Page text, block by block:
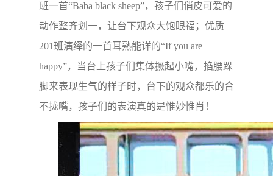
班一首“Baba black sheep”，孩子们 俏皮可爱的
动作整齐划一，让台下观众大饱眼福；优质
201班演绎的一首耳熟能详的“If you are
happy”，当台上孩子们集体撅起小嘴，掐腰跺
脚来表现生气的样子时，台下的观众都乐的合
不拢嘴，孩子们的表演真的是惟妙惟肖！